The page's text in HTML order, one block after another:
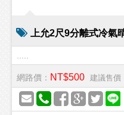
上允2尺9分離式冷氣
網路價： NT$500 建議售價